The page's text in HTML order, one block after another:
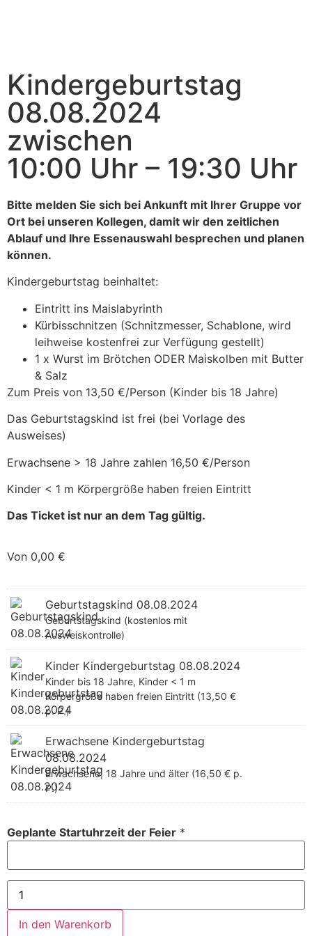
Kindergeburtstag
08.08.2024
zwischen
10:00 Uhr – 19:30 Uhr
Bitte melden Sie sich bei Ankunft mit Ihrer Gruppe vor
Ort bei unseren Kollegen, damit wir den zeitlichen
Ablauf und Ihre Essenauswahl besprechen und planen
können.
Kindergeburtstag beinhaltet:
Eintritt ins Maislabyrinth
Kürbisschnitzen (Schnitzmesser, Schablone, wird
leihweise kostenfrei zur Verfügung gestellt)
1 x Wurst im Brötchen ODER Maiskolben mit Butter
& Salz
Zum Preis von 13,50 €/Person (Kinder bis 18 Jahre)
Das Geburtstagskind ist frei (bei Vorlage des
Ausweises)
Erwachsene > 18 Jahre zahlen 16,50 €/Person
Kinder < 1 m Körpergröße haben freien Eintritt
Das Ticket ist nur an dem Tag gültig.
Von 0,00 €
Geburtstagskind 08.08.2024
Geburtstagskind (kostenlos mit
Ausweiskontrolle)
Kinder Kindergeburtstag 08.08.2024
Kinder bis 18 Jahre, Kinder < 1 m
Körpergröße haben freien Eintritt (13,50 €
p. P.)
Erwachsene Kindergeburtstag
08.08.2024
Erwachsene, 18 Jahre und älter (16,50 € p.
P.)
Geplante Startuhrzeit der Feier *
In den Warenkorb